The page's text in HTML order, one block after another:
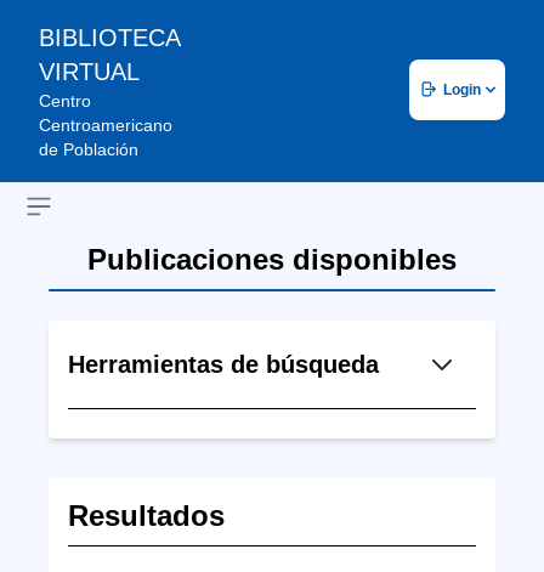
BIBLIOTECA
VIRTUAL
Centro
Centroamericano
de Población
Login
Open sidebar
Publicaciones disponibles
Herramientas de búsqueda
Resultados